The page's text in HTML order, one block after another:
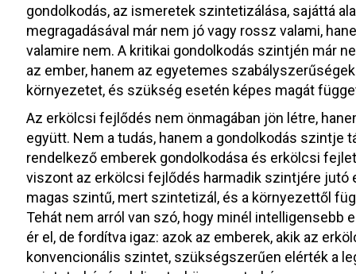
gondolkodás, az ismeretek szintetizálása, sajáttá
megragadásával már nem jó vagy rossz valami,
valamire nem. A kritikai gondolkodás szintjén már
az ember, hanem az egyetemes
környezetet, és szükség esetén képes magát
Az erkölcsi fejlődés nem önmagában jön létre,
együtt. Nem a tudás, hanem a gondolkodás szintje
rendelkező emberek gondolkodása és erkölcsi
viszont az erkölcsi fejlődés harmadik szintjére jutó
magas szintű, mert szintetizál, és a környezettől
Tehát nem arról van szó, hogy minél intelligensebb
ér el, de fordítva igaz: azok az emberek, akik az
konvencionális szintet, szükségszerűen elérték a